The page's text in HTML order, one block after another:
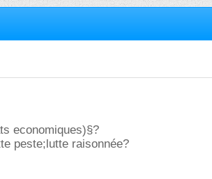
economiques)§?
peste;lutte raisonnée?